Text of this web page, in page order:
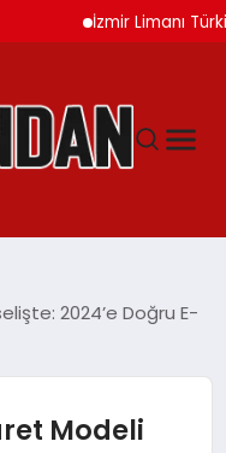
İzmir Limanı Türkiye
2024’e Doğru E-
Modeli